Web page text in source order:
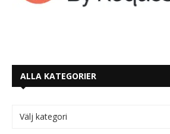
ALLA KATEGORIER